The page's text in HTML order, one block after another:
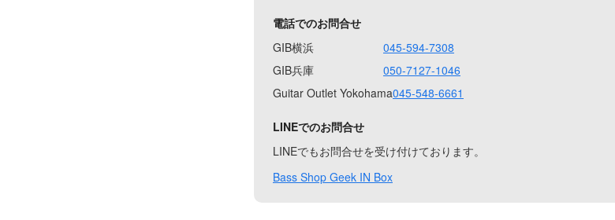
電話でのお問合せ
GIB横浜
045-594-7308
GIB兵庫
050-7127-1046
Guitar Outlet Yokohama045-548-6661
LINEでのお問合せ
LINEでもお問合せを受け付けております。
Bass Shop Geek IN Box